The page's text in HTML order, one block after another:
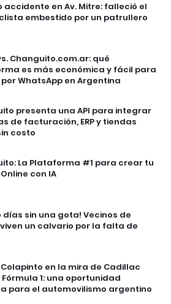
accidente en Av. Mitre: falleció el
embestido por un patrullero
Changuito.com.ar: qué
es más económica y fácil para
WhatsApp en Argentina
presenta una API para integrar
de facturación, ERP y tiendas
costo
La Plataforma #1 para crear tu
con IA
días sin una gota! Vecinos de
un calvario por la falta de
en la mira de Cadillac
1: una oportunidad
para el automovilismo argentino